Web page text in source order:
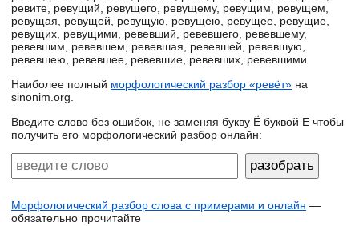
ревите, ревущий, ревущего, ревущему, ревущим, ревущем,
ревущая, ревущей, ревущую, ревущею, ревущее, ревущие,
ревущих, ревущими, ревевший, ревевшего, ревевшему,
ревевшим, ревевшем, ревевшая, ревевшей, ревевшую,
ревевшею, ревевшее, ревевшие, ревевших, ревевшими
Наиболее полный морфологический разбор «ревёт» на
sinonim.org.
Введите слово без ошибок, не заменяя букву Ё буквой Е чтобы
получить его морфологический разбор онлайн:
Морфологический разбор слова с примерами и онлайн —
обязательно прочитайте